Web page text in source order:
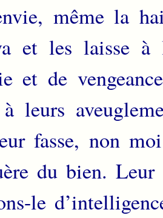
même la
et les laisse à
et de
leurs
fasse, non
du bien. Leur
le